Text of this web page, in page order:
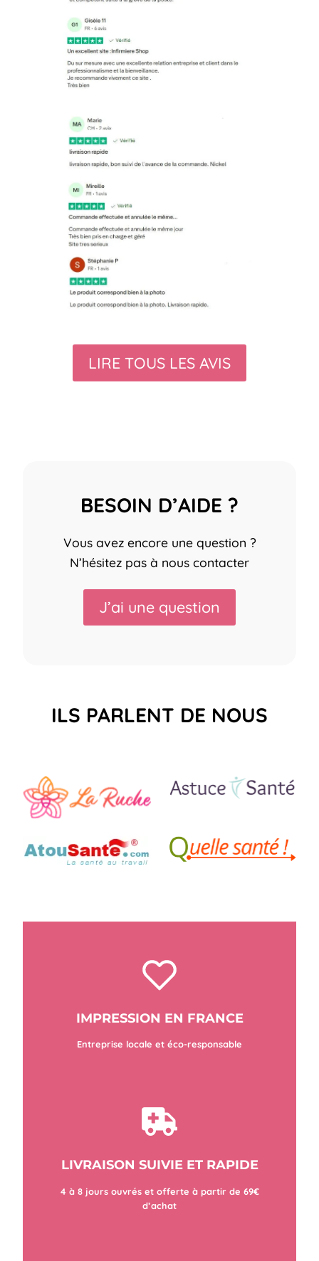
LIRE TOUS LES AVIS
BESOIN D’AIDE ?
Vous avez encore une question ?
N’hésitez pas à nous contacter
J’ai une question
ILS PARLENT DE NOUS
IMPRESSION EN FRANCE
Entreprise locale et éco-responsable
LIVRAISON SUIVIE ET RAPIDE
4 à 8 jours ouvrés et offerte à partir de 69€
d’achat